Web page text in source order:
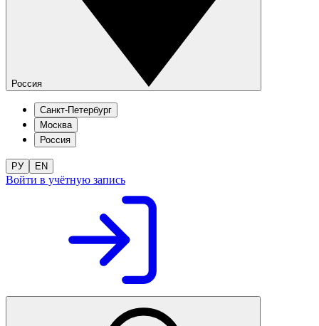
Россия
Санкт-Петербург
Москва
Россия
РУ EN
Войти в учётную запись